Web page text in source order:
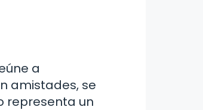
a
amistades, se
representa un